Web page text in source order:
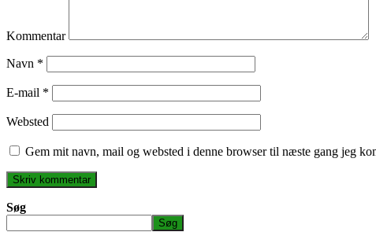
Kommentar
Navn *
E-mail *
Websted
Gem mit navn, mail og websted i denne browser til næste gang jeg
Søg
Søg